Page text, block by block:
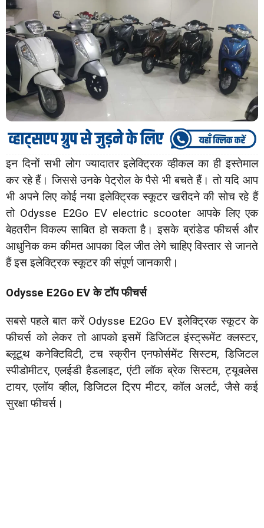
इन दिनों सभी लोग ज्यादातर इलेक्ट्रिक व्हीकल का ही इस्तेमाल
कर रहे हैं। जिससे उनके पेट्रोल के पैसे भी बचते हैं। तो यदि आप
भी अपने लिए कोई नया इलेक्ट्रिक स्कूटर खरीदने की सोच रहे हैं
तो Odysse E2Go EV electric scooter आपके लिए एक
बेहतरीन विकल्प साबित हो सकता है। इसके ब्रांडेड फीचर्स और
आधुनिक कम कीमत आपका दिल जीत लेगे चाहिए विस्तार से जानते
हैं इस इलेक्ट्रिक स्कूटर की संपूर्ण जानकारी।
Odysse E2Go EV के टॉप फीचर्स
सबसे पहले बात करें Odysse E2Go EV इलेक्ट्रिक स्कूटर के
फीचर्स को लेकर तो आपको इसमें डिजिटल इंस्ट्रूमेंट क्लस्टर,
ब्लूटूथ कनेक्टिविटी, टच स्क्रीन एनफोर्समेंट सिस्टम, डिजिटल
स्पीडोमीटर, एलईडी हैडलाइट, एंटी लॉक ब्रेक सिस्टम, ट्यूबलेस
टायर, एलॉय व्हील, डिजिटल ट्रिप मीटर, कॉल अलर्ट, जैसे कई
सुरक्षा फीचर्स।